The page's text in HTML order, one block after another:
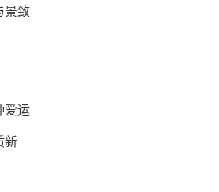
景致
爱运
新